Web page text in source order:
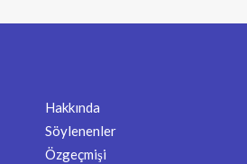
Hakkında
Söylenenler
Özgeçmişi